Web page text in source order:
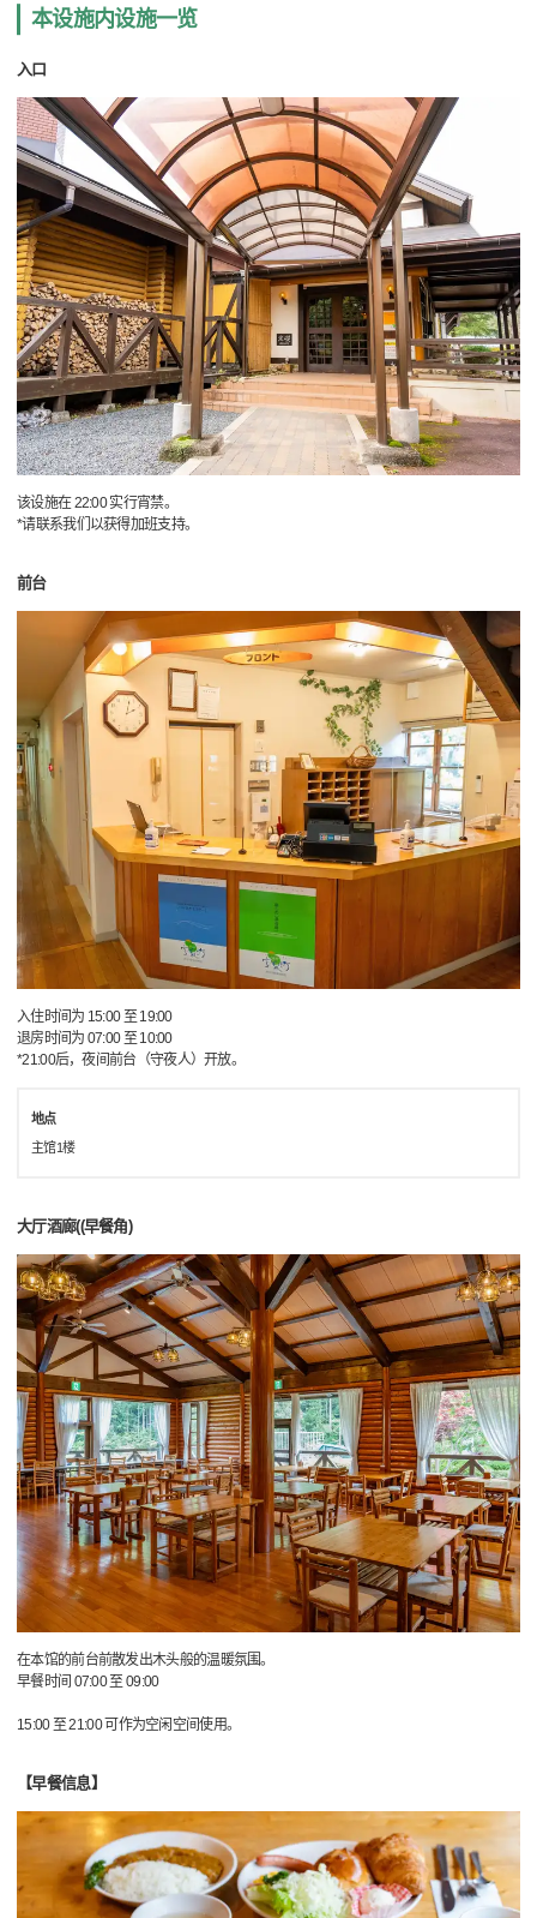
本设施内设施一览
入口
该设施在 22:00 实行宵禁。
*请联系我们以获得加班支持。
前台
入住时间为 15:00 至 19:00
退房时间为 07:00 至 10:00
*21:00后，夜间前台（守夜人）开放。
地点
主馆1楼
大厅酒廊((早餐角)
在本馆的前台前散发出木头般的温暖氛围。
早餐时间 07:00 至 09:00
15:00 至 21:00 可作为空闲空间使用。
【早餐信息】